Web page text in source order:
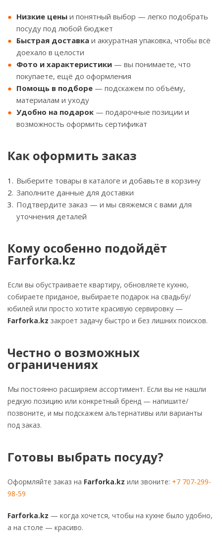
Низкие цены и понятный выбор — легко подобрать
посуду под любой бюджет
Быстрая доставка и аккуратная упаковка, чтобы всё
доехало в целости
Фото и характеристики — вы понимаете, что
покупаете, ещё до оформления
Помощь в подборе — подскажем по объёму,
материалам и уходу
Удобно на подарок — подарочные позиции и
возможность оформить сертификат
Как оформить заказ
Выберите товары в каталоге и добавьте в корзину
Заполните данные для доставки
Подтвердите заказ — и мы свяжемся с вами для
уточнения деталей
Кому особенно подойдёт
Farforka.kz
Если вы обустраиваете квартиру, обновляете кухню,
собираете приданое, выбираете подарок на свадьбу/
юбилей или просто хотите красивую сервировку —
Farforka.kz закроет задачу быстро и без лишних поисков.
Честно о возможных
ограничениях
Мы постоянно расширяем ассортимент. Если вы не нашли
редкую позицию или конкретный бренд — напишите/
позвоните, и мы подскажем альтернативы или варианты
под заказ.
Готовы выбрать посуду?
Оформляйте заказ на Farforka.kz или звоните: +7 707-299-
98-59
Farforka.kz — когда хочется, чтобы на кухне было удобно,
а на столе — красиво.